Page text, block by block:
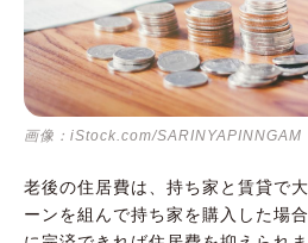
画像：iStock.com/SARINYAPINNGAM
老後の住居費は、持ち家と賃貸で
ーンを組んで持ち家を購入した場